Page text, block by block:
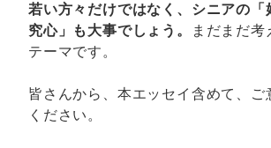
若い方々だけではなく、シニアの「
究心」も大事でしょう。
まだまだ考
テーマです。
皆さんから、本エッセイ含めて、ご
ください。